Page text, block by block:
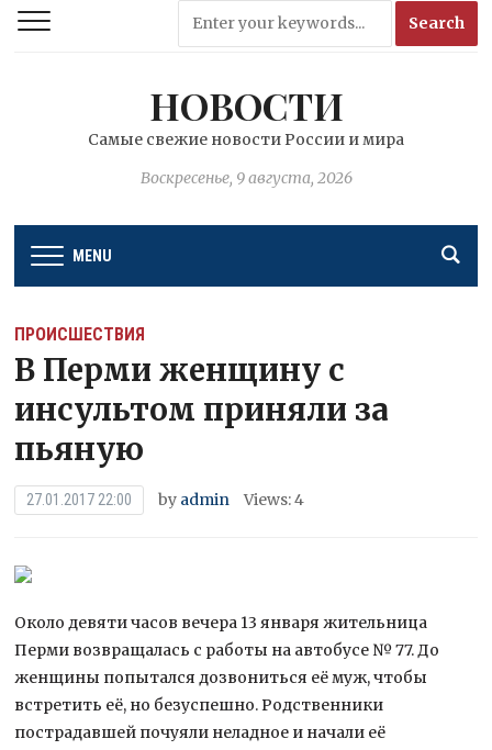
НОВОСТИ
Самые свежие новости России и мира
Воскресенье, 9 августа, 2026
MENU
ПРОИСШЕСТВИЯ
В Перми женщину с
инсультом приняли за
пьяную
27.01.2017 22:00 by admin Views: 4
Около девяти часов вечера 13 января жительница
Перми возвращалась с работы на автобусе № 77. До
женщины попытался дозвониться её муж, чтобы
встретить её, но безуспешно. Родственники
пострадавшей почуяли неладное и начали её